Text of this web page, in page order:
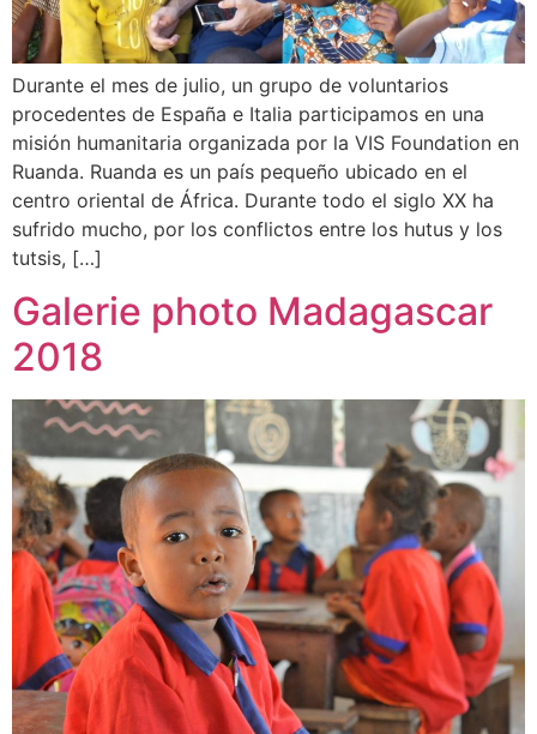
Durante el mes de julio, un grupo de voluntarios
procedentes de España e Italia participamos en una
misión humanitaria organizada por la VIS Foundation en
Ruanda. Ruanda es un país pequeño ubicado en el
centro oriental de África. Durante todo el siglo XX ha
sufrido mucho, por los conflictos entre los hutus y los
tutsis, […]
Galerie photo Madagascar
2018